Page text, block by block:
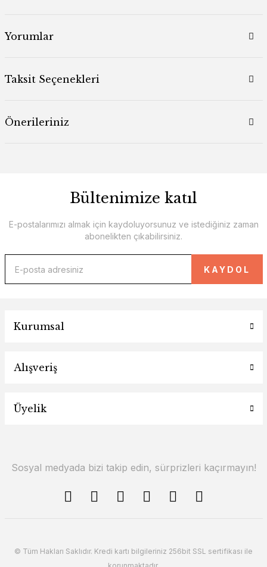
Yorumlar
Taksit Seçenekleri
Önerileriniz
Bültenimize katıl
E-postalarımızı almak için kaydoluyorsunuz ve istediğiniz zaman
abonelikten çıkabilirsiniz.
KAYDOL
Kurumsal
Alışveriş
Üyelik
Sosyal medyada bizi takip edin, sürprizleri kaçırmayın!
© Tüm Hakları Saklıdır. Kredi kartı bilgileriniz 256bit SSL sertifikası ile